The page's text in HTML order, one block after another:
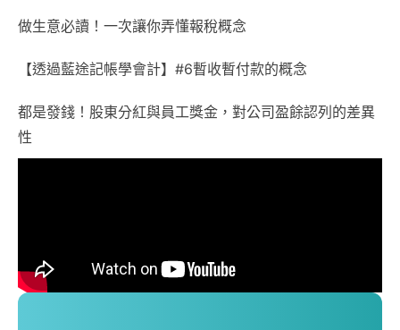
做生意必讀！一次讓你弄懂報稅概念
【透過藍途記帳學會計】#6暫收暫付款的概念
都是發錢！股東分紅與員工獎金，對公司盈餘認列的差異
性